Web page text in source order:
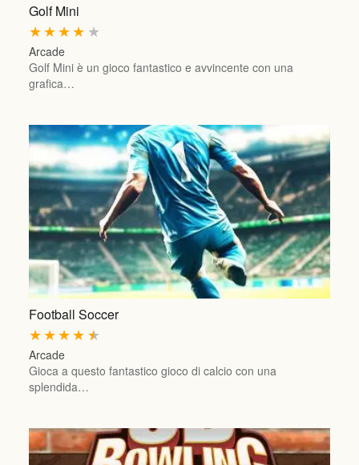
Golf Mini
★
★
★
★
★
Arcade
Golf Mini è un gioco fantastico e avvincente con una
grafica…
Football Soccer
★
★
★
★
★
Arcade
Gioca a questo fantastico gioco di calcio con una
splendida…